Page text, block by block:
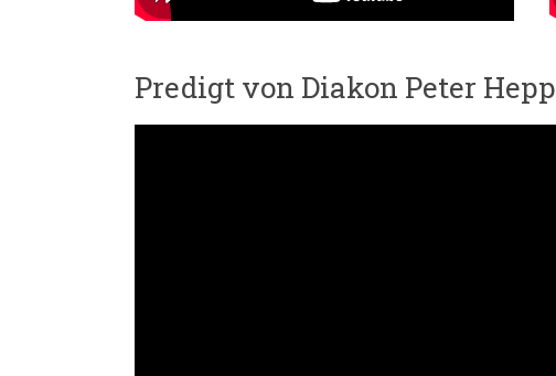
Predigt von Diakon Peter Hepp